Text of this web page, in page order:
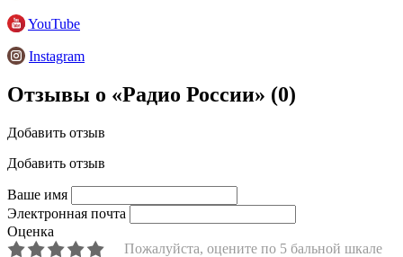
YouTube
Instagram
Отзывы о «Радио России» (0)
Добавить отзыв
Добавить отзыв
Ваше имя
Электронная почта
Оценка
Пожалуйста, оцените по 5 бальной шкале